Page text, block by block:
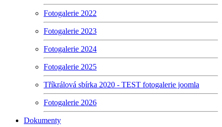
Fotogalerie 2022
Fotogalerie 2023
Fotogalerie 2024
Fotogalerie 2025
Tříkrálová sbírka 2020 - TEST fotogalerie joomla
Fotogalerie 2026
Dokumenty